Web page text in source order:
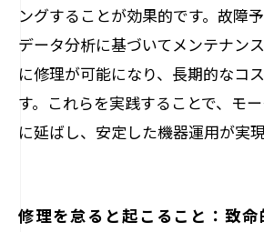
ングすることが効果的です。故障
データ分析に基づいてメンテナン
に修理が可能になり、長期的なコ
す。これらを実践することで、モ
に延ばし、安定した機器運用が実現
修理を怠ると起こること：致